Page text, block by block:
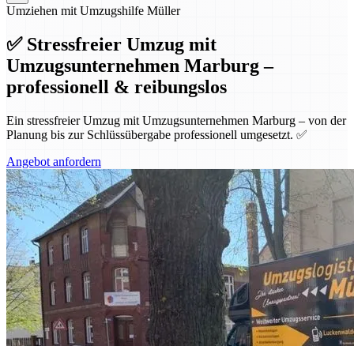
Umziehen mit Umzugshilfe Müller
✅ Stressfreier Umzug mit
Umzugsunternehmen Marburg –
professionell & reibungslos
Ein stressfreier Umzug mit Umzugsunternehmen Marburg – von der
Planung bis zur Schlüssübergabe professionell umgesetzt. ✅
Angebot anfordern